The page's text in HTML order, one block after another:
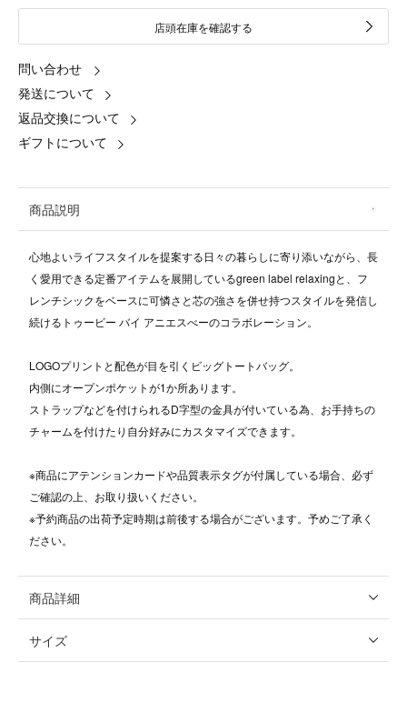
店頭在庫を確認する
問い合わせ
発送について
返品交換について
ギフトについて
商品説明
心地よいライフスタイルを提案する日々の暮らしに寄り添いながら、長
く愛用できる定番アイテムを展開しているgreen label relaxingと、フ
レンチシックをベースに可憐さと芯の強さを併せ持つスタイルを発信し
続けるトゥービー バイ アニエスべーのコラボレーション。
LOGOプリントと配色が目を引くビッグトートバッグ。
内側にオープンポケットが1か所あります。
ストラップなどを付けられるD字型の金具が付いている為、お手持ちの
チャームを付けたり自分好みにカスタマイズできます。
※商品にアテンションカードや品質表示タグが付属している場合、必ず
ご確認の上、お取り扱いください。
※予約商品の出荷予定時期は前後する場合がございます。予めご了承く
ださい。
商品詳細
サイズ